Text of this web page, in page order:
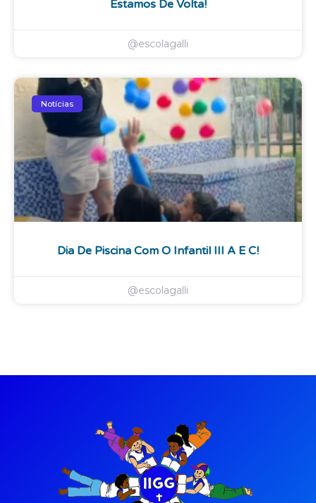
Estamos De Volta!
@escolagalli
Notícias
Dia De Piscina Com O Infantil III A E C!
@escolagalli